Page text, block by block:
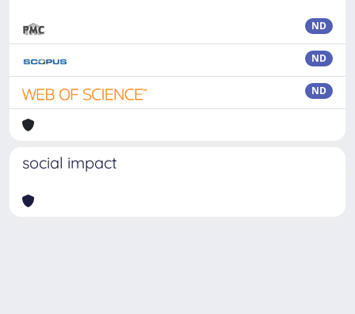
ND
ND
ND
social impact